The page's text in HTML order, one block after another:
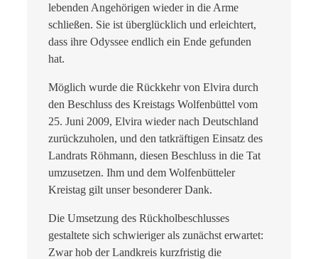
lebenden Angehörigen wieder in die Arme
schließen. Sie ist überglücklich und erleichtert,
dass ihre Odyssee endlich ein Ende gefunden
hat.
Möglich wurde die Rückkehr von Elvira durch
den Beschluss des Kreistags Wolfenbüttel vom
25. Juni 2009, Elvira wieder nach Deutschland
zurückzuholen, und den tatkräftigen Einsatz des
Landrats Röhmann, diesen Beschluss in die Tat
umzusetzen. Ihm und dem Wolfenbütteler
Kreistag gilt unser besonderer Dank.
Die Umsetzung des Rückholbeschlusses
gestaltete sich schwieriger als zunächst erwartet:
Zwar hob der Landkreis kurzfristig die